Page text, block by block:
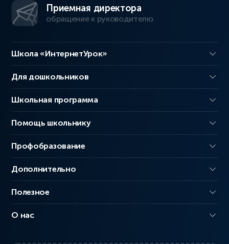
Приемная директора
обращение к руководителю
Школа «ИнтернетУрок»
Для дошкольников
Школьная программа
Помощь школьнику
Профобразование
Дополнительно
Полезное
О нас